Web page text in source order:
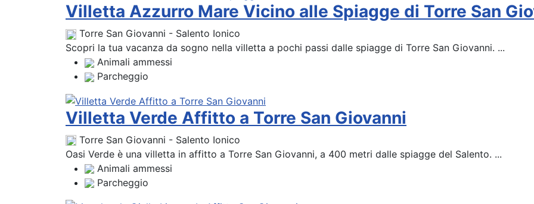
Villetta Azzurro Mare Vicino alle Spiagge di Torre San
Torre San Giovanni - Salento Ionico
Scopri la tua vacanza da sogno nella villetta a pochi passi dalle spiagge di Torre San Giovanni. ...
Animali ammessi
Parcheggio
Villetta Verde Affitto a Torre San Giovanni
Torre San Giovanni - Salento Ionico
Oasi Verde è una villetta in affitto a Torre San Giovanni, a 400 metri dalle spiagge del Salento. ...
Animali ammessi
Parcheggio